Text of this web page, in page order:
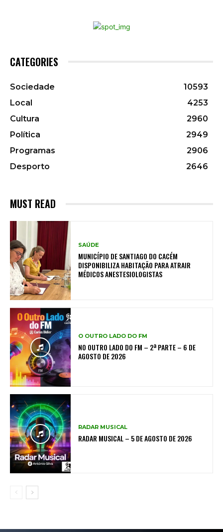
CATEGORIES
Sociedade
10593
Local
4253
Cultura
2960
Política
2949
Programas
2906
Desporto
2646
MUST READ
SAÚDE
MUNICÍPIO DE SANTIAGO DO CACÉM
DISPONIBILIZA HABITAÇÃO PARA ATRAIR
MÉDICOS ANESTESIOLOGISTAS
O OUTRO LADO DO FM
NO OUTRO LADO DO FM – 2ª PARTE – 6 DE
AGOSTO DE 2026
RADAR MUSICAL
RADAR MUSICAL – 5 DE AGOSTO DE 2026